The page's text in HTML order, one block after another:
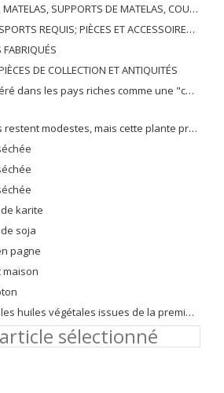
SIMILAIRE FARCI; LAMPES ET RACCORDS D'ÉCLAIRAGE, N.E.C .; SIGNES LUMINEUSES, PLAQUES DE NOMS LUMINEUSES ET SIMILAIRES; BÂTIMENTS PRÉFABRIQUÉS
REQUIS; PIÈCES ET ACCESSOIRES DE CELLES-CI
FABRIQUÉS
DE COLLECTION ET ANTIQUITÉS
comme une "céréale mineure", le fonio blanc est une graminée de la famille des poaceae cultivée pour ses graines dans certaines régions d'Afrique.
utilisé dans l'alimentation humaine et entre dans la préparation de nombreuses recettes traditionnelles africaines comme le couscous, la bouillie, les boulettes, les beignets et même le pain.
karite
soja
pagne
maison
végétales issues de la première pression à froid
sélectionné